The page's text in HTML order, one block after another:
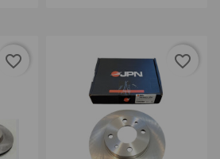
favorite_border favorite_border